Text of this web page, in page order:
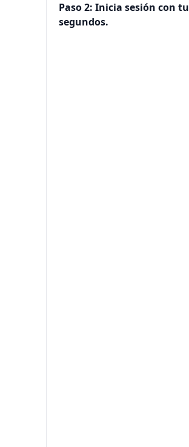
Paso 2: Inicia sesión con
segundos.